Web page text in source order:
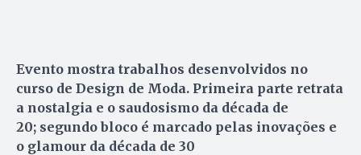
Evento mostra trabalhos desenvolvidos no
curso de Design de Moda. Primeira parte retrata
a nostalgia e o saudosismo da década de
20; segundo bloco é marcado pelas inovações e
o glamour da década de 30